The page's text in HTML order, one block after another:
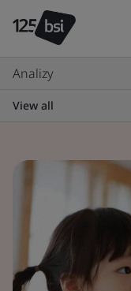
Analizy
View all